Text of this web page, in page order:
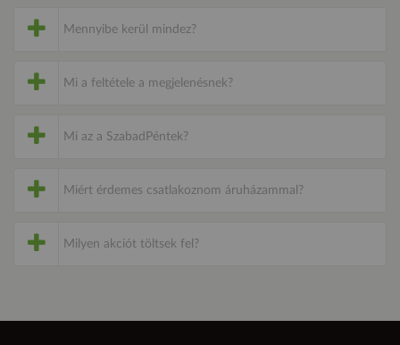
Mennyibe kerül mindez?
Mi a feltétele a megjelenésnek?
Mi az a SzabadPéntek?
Miért érdemes csatlakoznom áruházammal?
Milyen akciót töltsek fel?